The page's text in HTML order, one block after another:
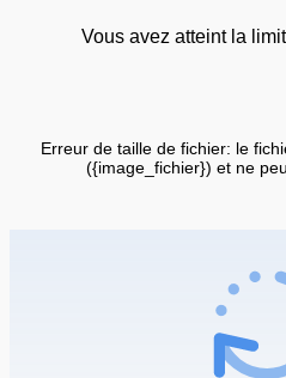
Vous avez atteint la
Erreur de taille de fichier: le
({image_fichier}) et ne